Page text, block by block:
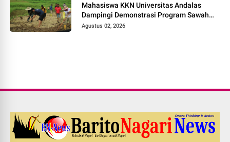
Mahasiswa KKN Universitas Andalas
Dampingi Demonstrasi Program Sawah
Pokok Murah di Jorong Bayua
Agustus 02, 2026